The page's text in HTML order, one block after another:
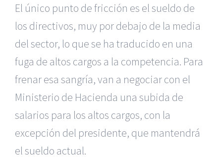
El único punto de fricción es el sueldo de
los directivos, muy por debajo de la media
del sector, lo que se ha traducido en una
fuga de altos cargos a la competencia. Para
frenar esa sangría, van a negociar con el
Ministerio de Hacienda una subida de
salarios para los altos cargos, con la
excepción del presidente, que mantendrá
el sueldo actual.
|Reclamación de Accidentes en Alicante| Reclamación
de Accidentes en Madrid|BGD Abogados Madrid| GM